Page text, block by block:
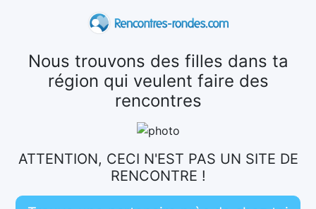
Nous trouvons des filles dans ta
région qui veulent faire des
rencontres
ATTENTION, CECI N'EST PAS UN SITE DE
RENCONTRE !